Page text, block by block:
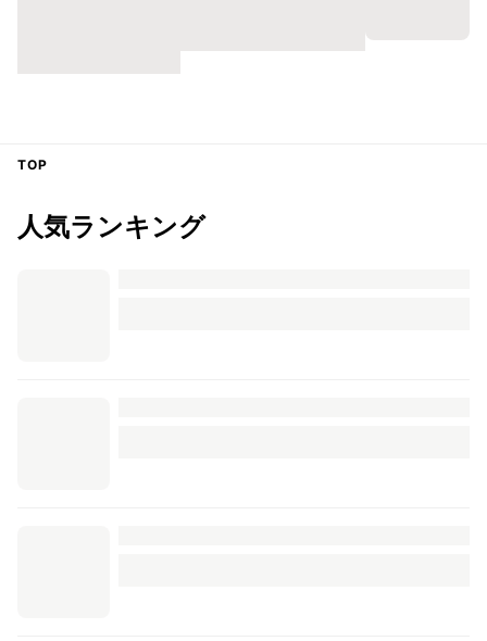
TOP
人気ランキング